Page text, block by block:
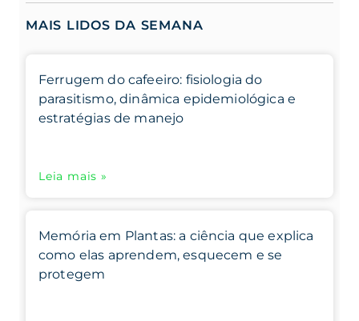
MAIS LIDOS DA SEMANA
Ferrugem do cafeeiro: fisiologia do
parasitismo, dinâmica epidemiológica e
estratégias de manejo
Leia mais »
Memória em Plantas: a ciência que explica
como elas aprendem, esquecem e se
protegem